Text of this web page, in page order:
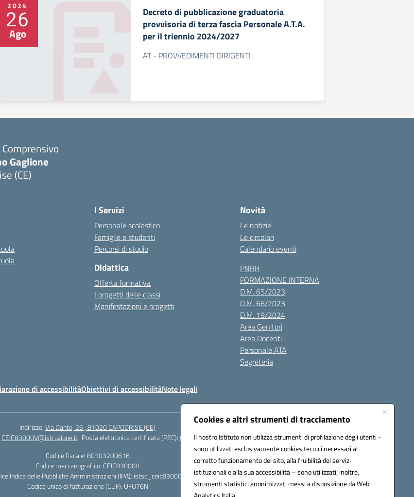
Cookies e altri strumenti di tracciamento
Il nostro Istituto non utilizza strumenti di profilazione degli utenti -
sono utilizzati esclusivamente cookies tecnici necessari al
corretto funzionamento del sito, alla fruibilità dei servizi
istituzionali e alla sua accessibilità – sono utilizzati, inoltre,
strumenti statistici anonimizzati messi a disposizione da Web
2024
26
Ago
Decreto di pubblicazione graduatoria
provvisoria di terza fascia Personale A.T.A.
per il triennio 2024/2027
AT - PROVVEDIMENTI DIRIGENTI
Gaglione
(CE)
I Servizi
Personale scolastico
Famiglie e studenti
Percorsi di studio
Didattica
Offerta formativa
I progetti delle classi
Manifestazioni e progetti
Novità
Le notizie
Le circolari
Calendario eventi
PNRR
FORMAZIONE INTERNA
D.M. 65/2023
D.M. 66/2023
D.M. 19/2024
Area Genitori
Area Docenti
Personale ATA
Segreteria
di accessibilitàObiettivi di accessibilitàNote legali
Indirizzo:Via Dante, 26 , 81020 CAPODRISE (CE)
CEIC83000V@istruzione.it Posta elettronica certificata (PEC): CEIC83000V@pec.istruzione.it
Codice fiscale: 80103200616
Codice meccanografico: CEIC83000V
Indice delle Pubbliche Amministrazioni (IPA): istsc_ceic83000v
Codice unico di fatturazione (CUF): UFO76N